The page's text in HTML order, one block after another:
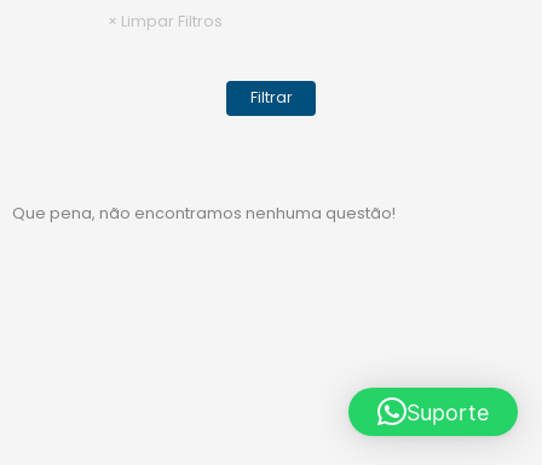
Que pena, não encontramos nenhuma questão!
Suporte